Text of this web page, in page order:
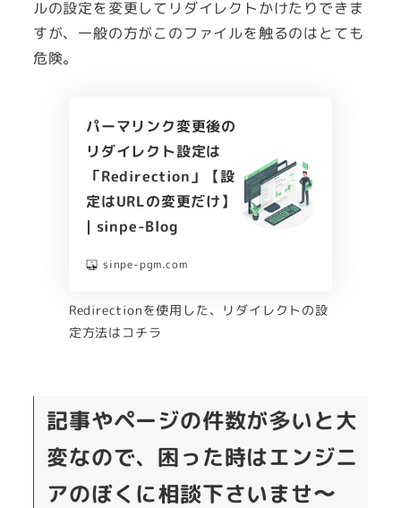
ルの設定を変更してリダイレクトかけたりできま
すが、一般の方がこのファイルを触るのはとても
危険。
パーマリンク変更後の
リダイレクト設定は
「Redirection」【設
定はURLの変更だけ】
| sinpe-Blog
sinpe-pgm.com
Redirectionを使用した、リダイレクトの設
定方法はコチラ
記事やページの件数が多いと大
変なので、困った時はエンジニ
アのぼくに相談下さいませ〜